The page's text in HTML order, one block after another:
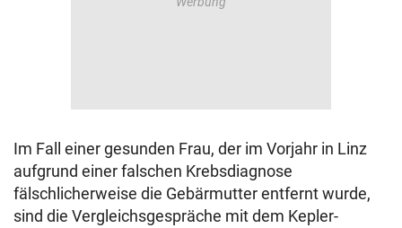
Im Fall einer gesunden Frau, der im Vorjahr in Linz
aufgrund einer falschen Krebsdiagnose
fälschlicherweise die Gebärmutter entfernt wurde,
sind die Vergleichsgespräche mit dem Kepler-